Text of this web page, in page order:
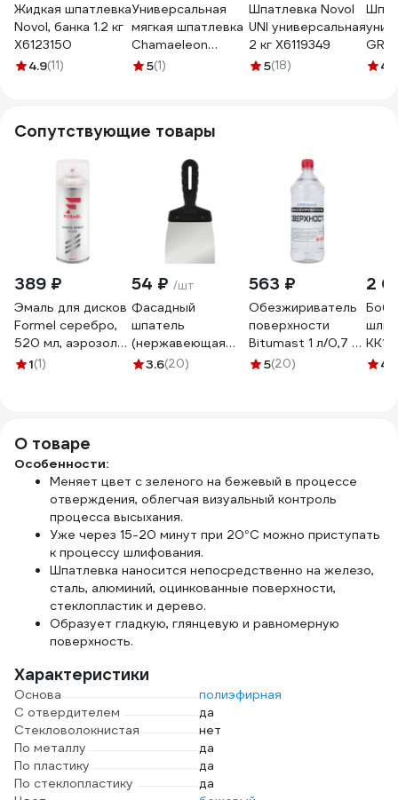
Жидкая шпатлевка
Novol, банка 1.2 кг
X6123150
4.9(11)
Универсальная
мягкая шпатлевка
Chamaeleon
(вкл.отвердитель)
5(1)
Шпатлевка Novol
UNI универсальная
2 кг X6119349
5(18) 4.8
Сопутствующие товары
389 ₽
Эмаль для дисков
Formel серебро,
520 мл, аэрозоль
FM-4011
1(1)
54 ₽ /шт
Фасадный
шпатель
(нержавеющая
сталь, 100 мм)
3.6(20)
563 ₽
Обезжириватель
поверхности
Bitumast 1 л/0,7 кг
4607952901148
5(20)
2
мм;4.9
О товаре
Особенности:
Меняет цвет с зеленого на бежевый в процессе
отверждения, облегчая визуальный контроль
процесса высыхания.
Уже через 15-20 минут при 20°С можно приступать
к процессу шлифования.
Шпатлевка наносится непосредственно на железо,
сталь, алюминий, оцинкованные поверхности,
стеклопластик и дерево.
Образует гладкую, глянцевую и равномерную
поверхность.
Характеристики
Основа
полиэфирная
С отвердителем
да
Стекловолокнистая
нет
По металлу
да
По пластику
да
По стеклопластику
да